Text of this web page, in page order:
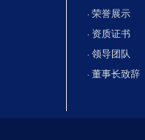
· 荣誉展示
· 资质证书
· 领导团队
· 董事长致辞